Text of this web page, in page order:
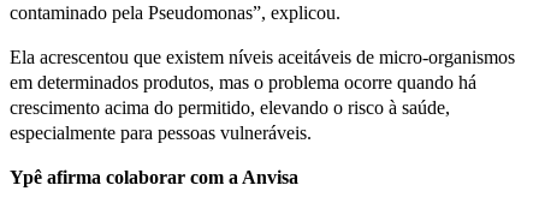
contaminado pela Pseudomonas”, explicou.
Ela acrescentou que existem níveis aceitáveis de micro-organismos
em determinados produtos, mas o problema ocorre quando há
crescimento acima do permitido, elevando o risco à saúde,
especialmente para pessoas vulneráveis.
Ypê afirma colaborar com a Anvisa